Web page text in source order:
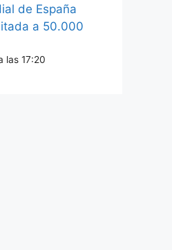
de España
a 50.000
las 17:20